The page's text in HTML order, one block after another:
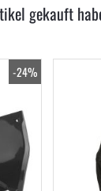
gekauft
-24%